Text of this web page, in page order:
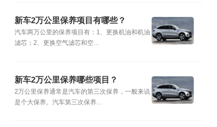
新车2万公里保养项目有哪些？
汽车两万公里的保养项目有：1、更换机油和机油
滤芯；2、更换空气滤芯和空...
新车2万公里保养哪些项目？
2万公里保养通常是汽车的第三次保养，一般来说
是个大保养。汽车第三次保养...